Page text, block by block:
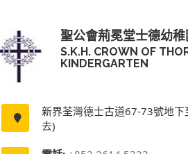
聖公會荊冕堂士德幼稚
S.K.H. CROWN OF
KINDERGARTEN
新界荃灣德士古道67-73號地
去)